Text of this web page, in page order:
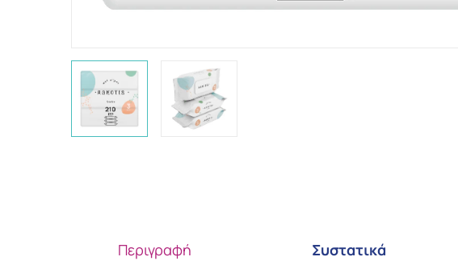
Περιγραφή Συστατικά